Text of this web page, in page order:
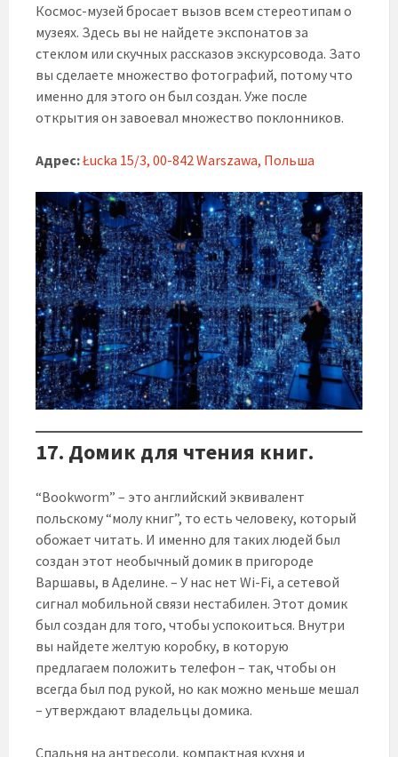
Космос-музей бросает вызов всем стереотипам о
музеях. Здесь вы не найдете экспонатов за
стеклом или скучных рассказов экскурсовода. Зато
вы сделаете множество фотографий, потому что
именно для этого он был создан. Уже после
открытия он завоевал множество поклонников.
Адрес:Łucka 15/3, 00-842 Warszawa, Польша
17. Домик для чтения книг.
“Bookworm” – это английский эквивалент
польскому “молу книг”, то есть человеку, который
обожает читать. И именно для таких людей был
создан этот необычный домик в пригороде
Варшавы, в Аделине. – У нас нет Wi-Fi, а сетевой
сигнал мобильной связи нестабилен. Этот домик
был создан для того, чтобы успокоиться. Внутри
вы найдете желтую коробку, в которую
предлагаем положить телефон – так, чтобы он
всегда был под рукой, но как можно меньше мешал
– утверждают владельцы домика.
Спальня на антресоли, компактная кухня и